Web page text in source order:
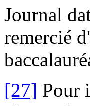
Journal
remercié
[27] Pour